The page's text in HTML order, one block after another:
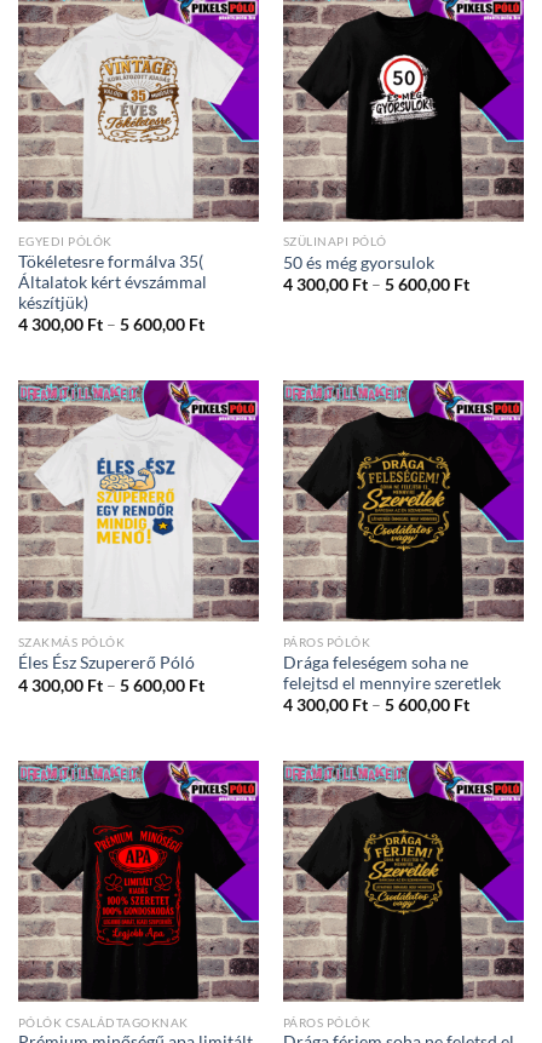
EGYEDI PÓLÓK
Tökéletesre formálva 35(
Általatok kért évszámmal
készítjük)
4 300,00 Ft – 5 600,00 FtÁrtartomány:
5
600,00 Ft
SZÜLINAPI PÓLÓ
50 és még gyorsulok
4 300,00 Ft – 5 600,00 Ft
SZAKMÁS PÓLÓK
Éles Ész Szupererő Póló
4 300,00 Ft – 5 600,00 FtÁrtartomány:
600,00 Ft
PÁROS PÓLÓK
Drága feleségem soha ne
felejtsd el mennyire szeretlek
4 300,00 Ft – 5 600,00 Ft
5
600,00 Ft
PÓLÓK CSALÁDTAGOKNAK PÁROS PÓLÓK